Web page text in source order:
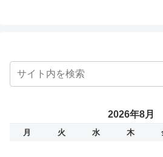
2026年8月
月 火 水 木